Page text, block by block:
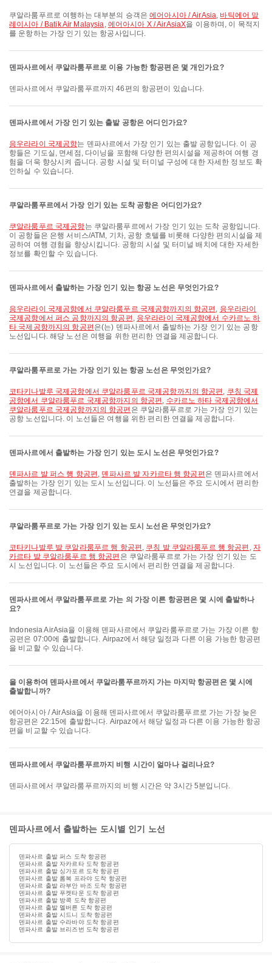
쿠알라룸푸르로 여행하는 대부분의 승객은에어아시아 / AirAsia, 바틱에어 말
레이시아 / Batik Air Malaysia, 에어아시아 X / AirAsiaX을 이용하며, 이 목적지
를 운항하는 가장 인기 있는 항공사입니다.
덴파사르에서 쿠알라룸푸르로 이용 가능한 항공편은 몇 개인가요?
덴파사르에서 쿠알라룸푸르까지 46편의 항공편이 있습니다.
덴파사르에서 가장 인기 있는 출발 공항은 어디인가요?
응우라라이 국제공항는 덴파사르에서 가장 인기 있는 출발 공항입니다. 이 공
항들은 기도실, 면세점, 다이닝을 포함해 다양한 편의시설을 제공하여 여행 경
험을 더욱 향상시켜 줍니다. 공항 시설 및 터미널 구성에 대한 자세한 정보도 확
인하실 수 있습니다.
쿠알라룸푸르에서 가장 인기 있는 도착 공항은 어디인가요?
쿠알라룸푸르 국제공항는 쿠알라룸푸르에서 가장 인기 있는 도착 공항입니다.
이 공항들은 은행 서비스/ATM, 기차, 공항 호텔를 비롯해 다양한 편의시설을 제
공하여 여행 경험을 향상시킵니다. 공항의 시설 및 터미널 배치에 대한 자세한
정보를 확인할 수 있습니다.
덴파사르에서 출발하는 가장 인기 있는 항공 노선은 무엇인가요?
응우라라이 국제공항에서 쿠알라룸푸르 국제공항까지의 항공편 , 응우라라이
국제공항에서 퍼스 공항까지의 항공편 , 응우라라이 국제공항에서 수카르노 하
타 국제공항까지의 항공편 은(는) 덴파사르에서 출발하는 가장 인기 있는 공항
노선입니다. 해당 노선은 여행을 위한 편리한 연결을 제공합니다.
쿠알라룸푸르로 가는 가장 인기 있는 항공 노선은 무엇인가요?
코타키나발루 국제공항에서 쿠알라룸푸르 국제공항까지의 항공편 , 쿠칭 국제
공항에서 쿠알라룸푸르 국제공항까지의 항공편 , 수카르노 하타 국제공항에서
쿠알라룸푸르 국제공항까지의 항공편 은 쿠알라룸푸르로 가는 가장 인기 있는
공항 노선입니다. 이 노선들은 여행을 위한 편리한 연결을 제공합니다.
덴파사르에서 출발하는 가장 인기 있는 도시 노선은 무엇인가요?
덴파사르 발 퍼스 행 항공편 , 덴파사르 발 자카르타 행 항공편 은 덴파사르에서
출발하는 가장 인기 있는 도시 노선입니다. 이 노선들은 주요 도시에서 편리한
연결을 제공합니다.
쿠알라룸푸르로 가는 가장 인기 있는 도시 노선은 무엇인가요?
코타키나발루 발 쿠알라룸푸르 행 항공편 , 쿠칭 발 쿠알라룸푸르 행 항공편 , 자
카르타 발 쿠알라룸푸르 행 항공편 은 쿠알라룸푸르로 가는 가장 인기 있는 도
시 노선입니다. 이 노선들은 주요 도시에서 편리한 연결을 제공합니다.
덴파사르에서 쿠알라룸푸르로 가는 의 가장 이른 항공편은 몇 시에 출발하나
요?
Indonesia AirAsia을 이용해 덴파사르에서 쿠알라룸푸르로 가는 가장 이른 항
공편은 07:00에 출발합니다. Airpaz에서 해당 일정과 다른 이용 가능한 항공편
을 비교할 수 있습니다.
을 이용하여 덴파사르에서 쿠알라룸푸르까지 가는 마지막 항공편은 몇 시에
출발합니까?
에어아시아 / AirAsia을 이용해 덴파사르에서 쿠알라룸푸르로 가는 가장 늦은
항공편은 22:15에 출발합니다. Airpaz에서 해당 일정과 다른 이용 가능한 항공
편을 비교할 수 있습니다.
덴파사르에서 쿠알라룸푸르까지 비행 시간이 얼마나 걸리나요?
덴파사르에서 쿠알라룸푸르까지의 비행 시간은 약 3시간 5분입니다.
덴파사르에서 출발하는 도시별 인기 노선
덴파사르 출발 퍼스 도착 항공편
덴파사르 출발 자카르타 도착 항공편
덴파사르 출발 싱가포르 도착 항공편
덴파사르 출발 롬복 프라야 도착 항공편
덴파사르 출발 라부안 바조 도착 항공편
덴파사르 출발 푸켓타운 도착 항공편
덴파사르 출발 방콕 도착 항공편
덴파사르 출발 멜버른 도착 항공편
덴파사르 출발 시드니 도착 항공편
덴파사르 출발 수라바야 도착 항공편
덴파사르 출발 브리즈번 도착 항공편